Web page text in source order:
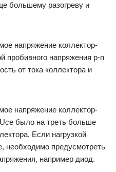
большему разогреву и
напряжение коллектор-
пробивного напряжения p-n
от тока коллектора и
напряжение коллектор-
было на треть больше
Если нагрузкой
необходимо предусмотреть
например диод.